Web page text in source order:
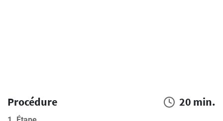
Procédure 20 min.